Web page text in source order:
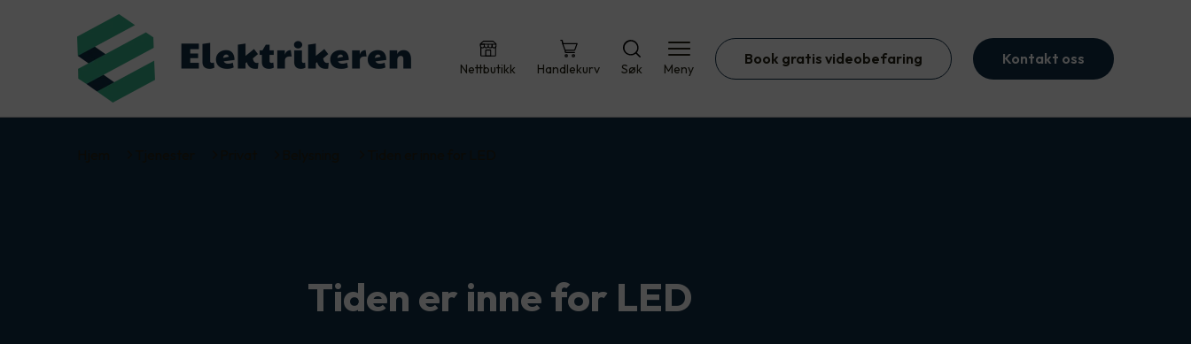
Nettbutikk Handlekurv Søk Meny
Book gratis videobefaring Kontakt oss
Tiden er inne for LED